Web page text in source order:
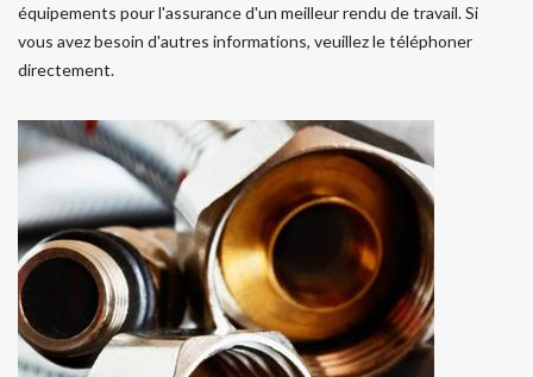
équipements pour l'assurance d'un meilleur rendu de travail. Si
vous avez besoin d'autres informations, veuillez le téléphoner
directement.